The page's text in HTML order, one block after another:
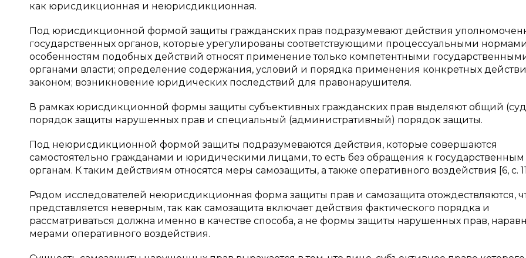
как юрисдикционная и неюрисдикционная.
Под юрисдикционной формой защиты гражданских прав подразумевают действия
государственных органов, которые урегулированы соответствующими процессуальными
особенностям подобных действий относят применение только компетентными
органами власти; определение содержания, условий и порядка применения конкретных
законом; возникновение юридических последствий для правонарушителя.
В рамках юрисдикционной формы защиты субъективных гражданских прав выделяют общий
порядок защиты нарушенных прав и специальный (административный) порядок защиты.
Под неюрисдикционной формой защиты подразумеваются действия, которые совершаются
самостоятельно гражданами и юридическими лицами, то есть без обращения к государственным
органам. К таким действиям относятся меры самозащиты, а также оперативного воздействия [6, с.
Рядом исследователей неюрисдикционная форма защиты прав и самозащита отождествляются,
представляется неверным, так как самозащита включает действия фактического порядка и
рассматриваться должна именно в качестве способа, а не формы защиты нарушенных прав,
мерами оперативного воздействия.